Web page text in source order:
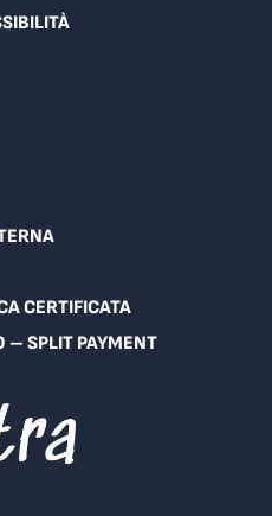
CERTIFICATA
– SPLIT PAYMENT